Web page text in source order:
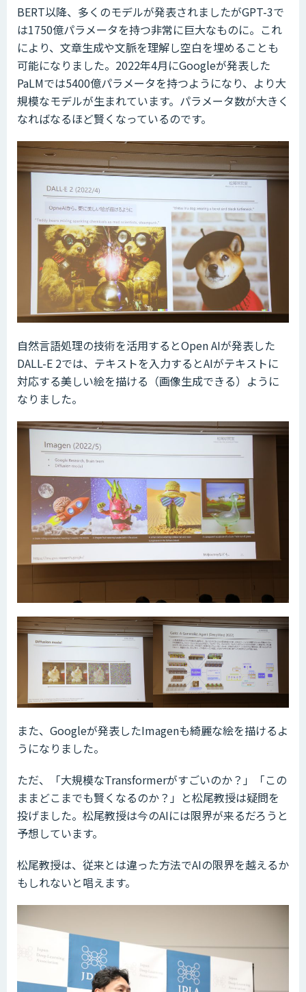
BERT以降、多くのモデルが発表されましたがGPT-3で
は1750億パラメータを持つ非常に巨大なものに。これ
により、文章生成や文脈を理解し空白を埋めることも
可能になりました。2022年4月にGoogleが発表した
PaLMでは5400億パラメータを持つようになり、より大
規模なモデルが生まれています。パラメータ数が大きく
なればなるほど賢くなっているのです。
自然言語処理の技術を活用するとOpen AIが発表した
DALL-E 2では、テキストを入力するとAIがテキストに
対応する美しい絵を描ける（画像生成できる）ように
なりました。
また、Googleが発表したImagenも綺麗な絵を描けるよ
うになりました。
ただ、「大規模なTransformerがすごいのか？」「この
ままどこまでも賢くなるのか？」と松尾教授は疑問を
投げました。松尾教授は今のAIには限界が来るだろうと
予想しています。
松尾教授は、従来とは違った方法でAIの限界を越えるか
もしれないと唱えます。